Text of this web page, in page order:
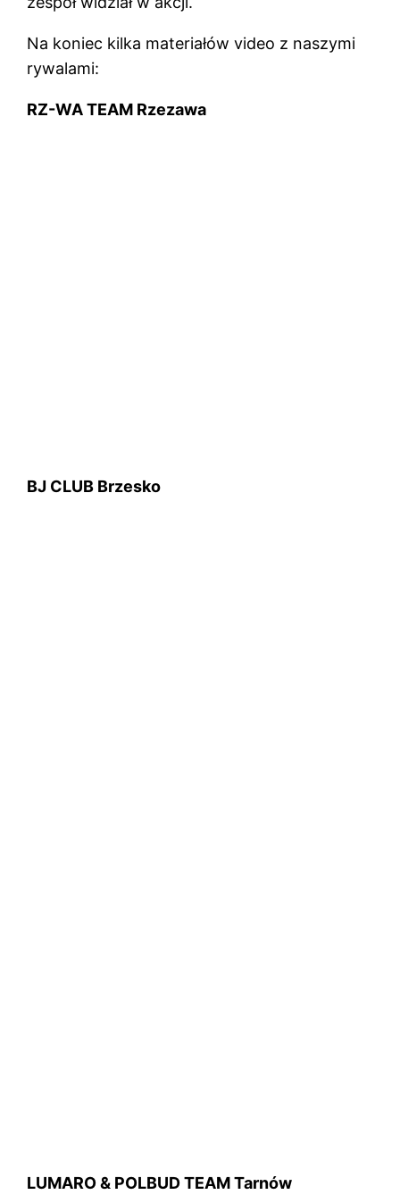
Na koniec kilka materiałów video z naszymi
rywalami:
RZ-WA TEAM Rzezawa
BJ CLUB Brzesko
LUMARO & POLBUD TEAM Tarnów